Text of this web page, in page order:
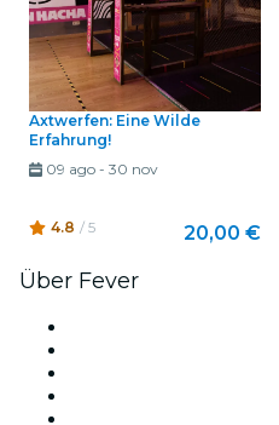
Axtwerfen: Eine Wilde
Erfahrung!
09 ago- 30 nov
4.8 / 5 20,00 €
Über Fever